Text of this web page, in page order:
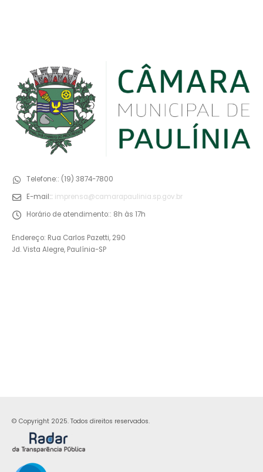
Telefone:: (19) 3874-7800
E-mail:: imprensa@camarapaulinia.sp.gov.br
Horário de atendimento:: 8h às 17h
Endereço: Rua Carlos Pazetti, 290
Jd. Vista Alegre, Paulínia-SP
© Copyright 2025. Todos direitos reservados.